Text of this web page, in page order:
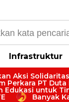
Infrastruktur
Aksi
Perkara PT
Edukasi untuk
Banyak